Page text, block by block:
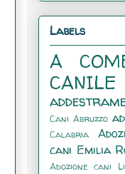
Labels
A
CANILE
Cani Abruzzo
Calabria
cani Emilia
Adozione cani